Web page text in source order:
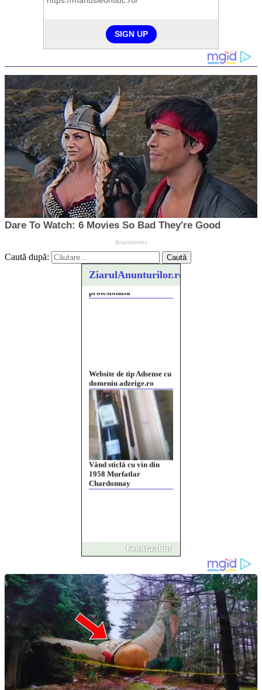
Caută după:
ZiarulAnunturilor.ro
domeniu adzeige.ro
Vând sticlă cu vin din
1958 Murfatlar
Chardonnay
Împrumut si investitii
Ofera def între special